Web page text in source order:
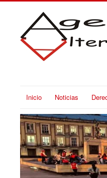
Inicio Noticias